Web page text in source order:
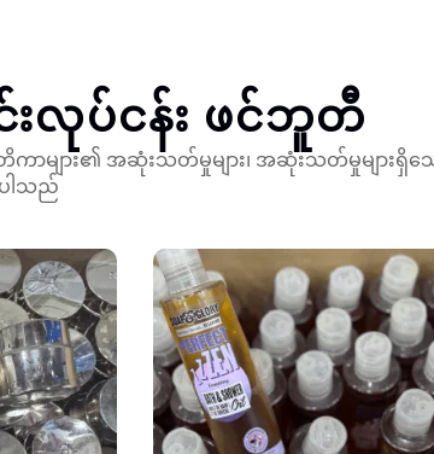
လုပ်ငန်း ဖင်ဘူတီ
ာများ၏ အဆုံးသတ်မှုများ၊ အဆုံးသတ်မှုများရှိသော
ပါသည်